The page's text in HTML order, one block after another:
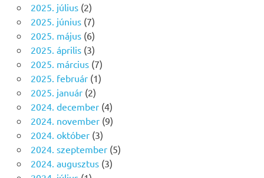
2025. július(2)
2025. június(7)
2025. május(6)
2025. április(3)
2025. március(7)
2025. február(1)
2025. január(2)
2024. december(4)
2024. november(9)
2024. október(3)
2024. szeptember(5)
2024. augusztus(3)